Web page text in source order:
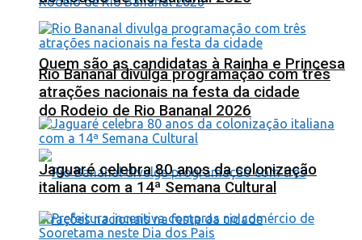
Quem são as candidatas à Rainha e Princesa
do Rodeio de Rio Bananal 2026
Rio Bananal divulga programação com três
atrações nacionais na festa da cidade
Jaguaré celebra 80 anos da colonização
italiana com a 14ª Semana Cultural